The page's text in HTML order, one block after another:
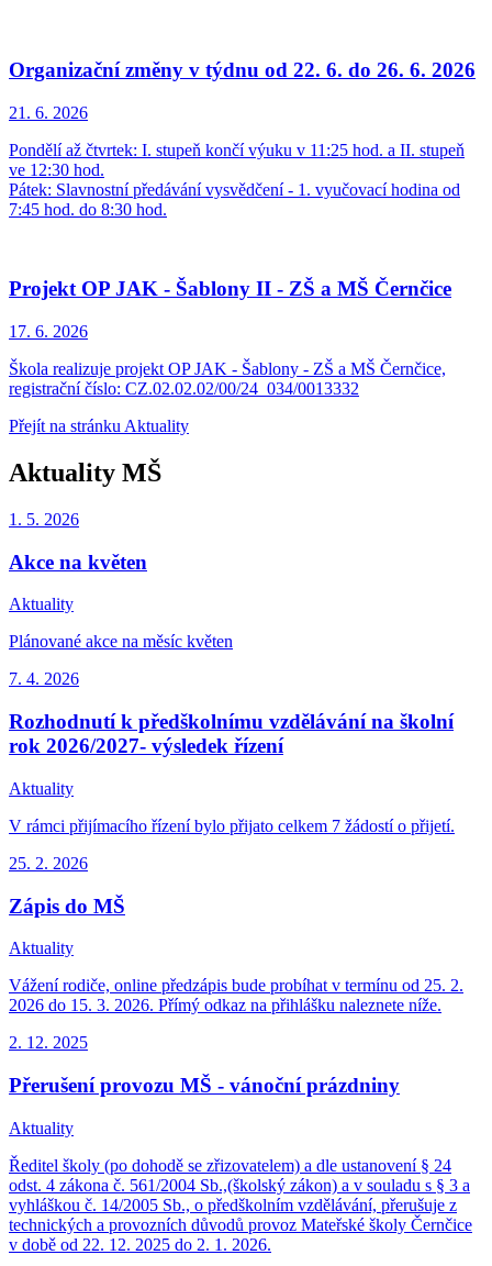
Organizační změny v týdnu od 22. 6. do 26. 6. 2026
21. 6. 2026
Pondělí až čtvrtek: I. stupeň končí výuku v 11:25 hod. a II. stupeň
ve 12:30 hod.
Pátek: Slavnostní předávání vysvědčení - 1. vyučovací hodina od
7:45 hod. do 8:30 hod.
Projekt OP JAK - Šablony II - ZŠ a MŠ Černčice
17. 6. 2026
Škola realizuje projekt OP JAK - Šablony - ZŠ a MŠ Černčice,
registrační číslo: CZ.02.02.02/00/24_034/0013332
Přejít na stránku Aktuality
Aktuality MŠ
1. 5. 2026
Akce na květen
Aktuality
Plánované akce na měsíc květen
7. 4. 2026
Rozhodnutí k předškolnímu vzdělávání na školní
rok 2026/2027- výsledek řízení
Aktuality
V rámci přijímacího řízení bylo přijato celkem 7 žádostí o přijetí.
25. 2. 2026
Zápis do MŠ
Aktuality
Vážení rodiče, online předzápis bude probíhat v termínu od 25. 2.
2026 do 15. 3. 2026. Přímý odkaz na přihlášku naleznete níže.
2. 12. 2025
Přerušení provozu MŠ - vánoční prázdniny
Aktuality
Ředitel školy (po dohodě se zřizovatelem) a dle ustanovení § 24
odst. 4 zákona č. 561/2004 Sb.,(školský zákon) a v souladu s § 3 a
vyhláškou č. 14/2005 Sb., o předškolním vzdělávání, přerušuje z
technických a provozních důvodů provoz Mateřské školy Černčice
v době od 22. 12. 2025 do 2. 1. 2026.